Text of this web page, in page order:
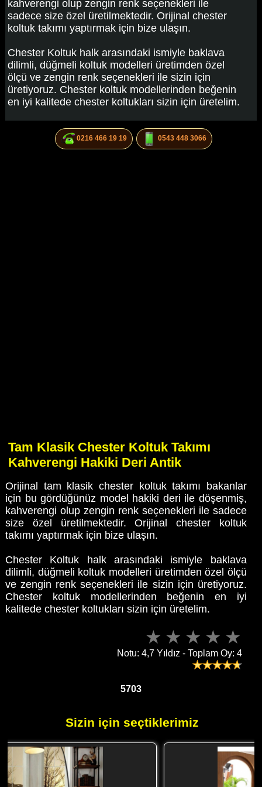
kahverengi olup zengin renk seçenekleri ile
sadece size özel üretilmektedir. Orijinal chester
koltuk takımı yaptırmak için bize ulaşın.
Chester Koltuk halk arasındaki ismiyle baklava
dilimli, düğmeli koltuk modelleri üretimden özel
ölçü ve zengin renk seçenekleri ile sizin için
üretiyoruz. Chester koltuk modellerinden beğenin
en iyi kalitede chester koltukları sizin için üretelim.
0216 466 19 19 0543 448 3066
Tam Klasik Chester Koltuk Takımı
Kahverengi Hakiki Deri Antik
Orijinal tam klasik chester koltuk takımı bakanlar
için bu gördüğünüz model hakiki deri ile döşenmiş,
kahverengi olup zengin renk seçenekleri ile sadece
size özel üretilmektedir. Orijinal chester koltuk
takımı yaptırmak için bize ulaşın.
Chester Koltuk halk arasındaki ismiyle baklava
dilimli, düğmeli koltuk modelleri üretimden özel ölçü
ve zengin renk seçenekleri ile sizin için üretiyoruz.
Chester koltuk modellerinden beğenin en iyi
kalitede chester koltukları sizin için üretelim.
Notu: 4,7 Yıldız - Toplam Oy: 4
5703
Sizin için seçtiklerimiz